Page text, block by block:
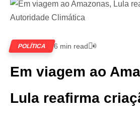
POLÍTICA 6 min read 0
Em viagem ao
Lula reafirma